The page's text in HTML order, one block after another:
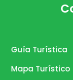
Guía Turística
Mapa Turístico